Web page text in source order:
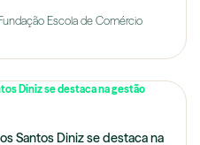
Escola de Comércio
Santos Diniz se destaca na